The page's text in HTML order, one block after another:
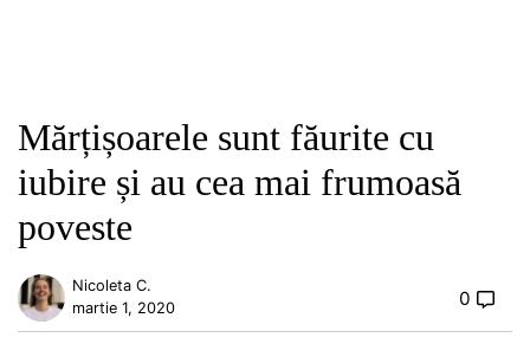
Mărțișoarele sunt făurite cu
iubire și au cea mai frumoasă
poveste
Nicoleta C.
martie 1, 2020
0